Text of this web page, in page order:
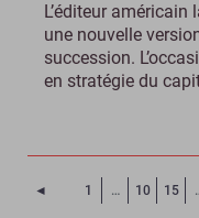
L’éditeur
une nouvelle
succession.
en stratégie du
◄ Page précédente
1 … 10 15